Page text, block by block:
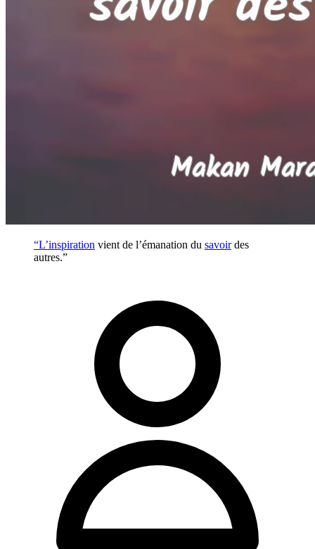
“L’inspiration vient de l’émanation du savoirdes
autres.”